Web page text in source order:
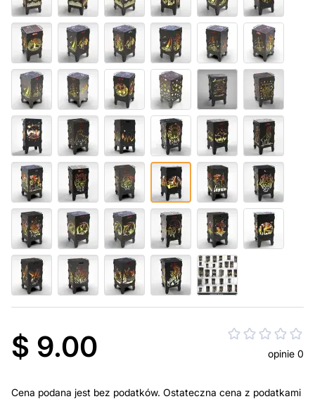
$ 9.00 opinie 0
Cena podana jest bez podatków. Ostateczna cena z podatkami